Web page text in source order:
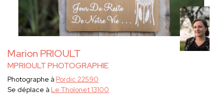
Marion PRIOULT
MPRIOULT PHOTOGRAPHIE
Photographe à Pordic 22590
Se déplace à Le Tholonet 13100